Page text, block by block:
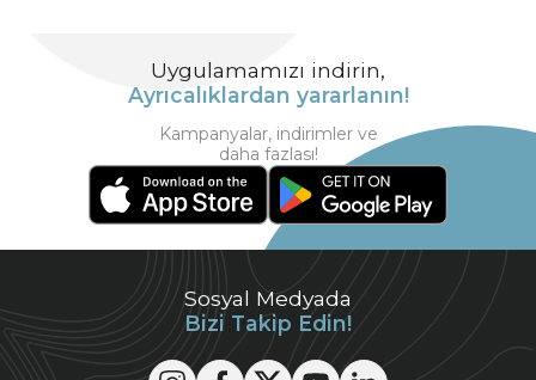
Sosyal Medyada
Bizi Takip Edin!
Uygulamamızı indirin,
Ayrıcalıklardan yararlanın!
Kampanyalar, indirimler ve
daha fazlası!